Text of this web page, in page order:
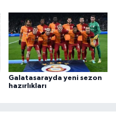
Galatasarayda yeni sezon
hazırlıkları